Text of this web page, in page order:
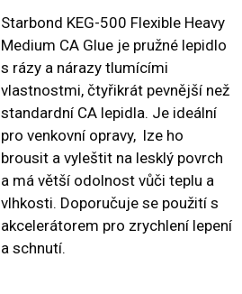
Starbond KEG-500 Flexible Heavy
Medium CA Glue je pružné lepidlo
s rázy a nárazy tlumícími
vlastnostmi, čtyřikrát pevnější než
standardní CA lepidla. Je ideální
pro venkovní opravy, lze ho
brousit a vyleštit na lesklý povrch
a má větší odolnost vůči teplu a
vlhkosti. Doporučuje se použití s
akcelerátorem pro zrychlení lepení
a schnutí.